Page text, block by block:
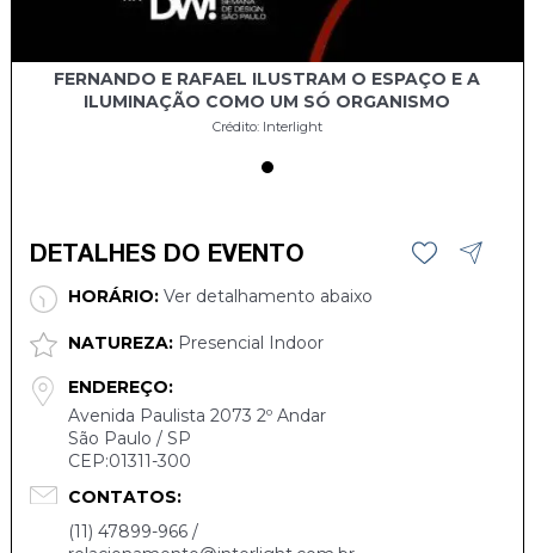
FERNANDO E RAFAEL ILUSTRAM O ESPAÇO E A
ILUMINAÇÃO COMO UM SÓ ORGANISMO
Crédito: Interlight
DETALHES DO EVENTO
HORÁRIO:Ver detalhamento abaixo
NATUREZA:Presencial Indoor
ENDEREÇO:
Avenida Paulista 2073 2º Andar
São Paulo / SP
CEP:01311-300
CONTATOS:
(11) 47899-966 /